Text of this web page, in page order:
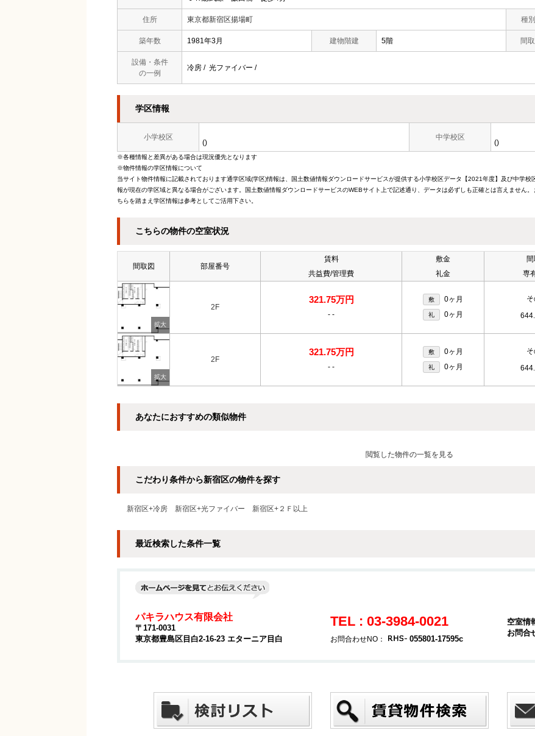
住所 東京都新宿区揚場町 種
築年数 1981年3月 建物階建 5階 間
設備・条件
の一例
冷房 / 光ファイバー /
学区情報
小学校区
()
中学校区
()
※各種情報と差異がある場合は現況優先となります
※物件情報の学区情報について
当サイト物件情報に記載されております通学区域(学区)情報は、国土数値情報ダウンロードサービスが提供する小学校区データ【2021年度】及び中学
報が現在の学区域と異なる場合がございます。国土数値情報ダウンロードサービスのWEBサイト上で記述通り、データは必ずしも正確とは言えません
ちらを踏まえ学区情報は参考としてご活用下さい。
こちらの物件の空室状況
間取図 部屋番号
賃料
共益費/管理費
敷金
礼金
間
専
2F
321.75万円
- -
敷 0ヶ月
礼 0ヶ月
2F
321.75万円
- -
敷 0ヶ月
礼 0ヶ月
あなたにおすすめの類似物件
閲覧した物件の一覧を見る
こだわり条件から新宿区の物件を探す
新宿区+冷房 新宿区+光ファイバー 新宿区+２Ｆ以上
最近検索した条件一覧
パキラハウス有限会社
〒171-0031
東京都豊島区目白2-16-23 エターニア目白
TEL : 03-3984-0021
お問合わせNO： 055801-17595c
空室情
お問合